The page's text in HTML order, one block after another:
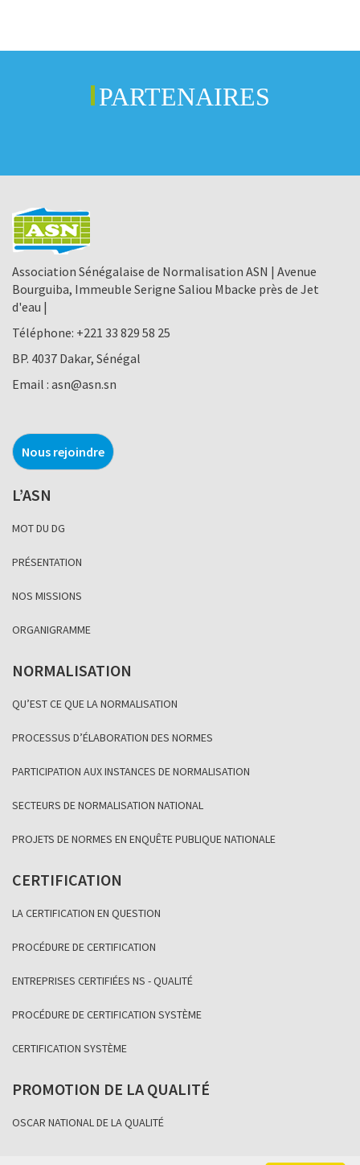
PARTENAIRES
Association Sénégalaise de Normalisation ASN | Avenue
Bourguiba, Immeuble Serigne Saliou Mbacke près de Jet
d'eau |
Téléphone: +221 33 829 58 25
BP. 4037 Dakar, Sénégal
Email : asn@asn.sn
Nous rejoindre
L’ASN
MOT DU DG
PRÉSENTATION
NOS MISSIONS
ORGANIGRAMME
NORMALISATION
QU’EST CE QUE LA NORMALISATION
PROCESSUS D’ÉLABORATION DES NORMES
PARTICIPATION AUX INSTANCES DE NORMALISATION
SECTEURS DE NORMALISATION NATIONAL
PROJETS DE NORMES EN ENQUÊTE PUBLIQUE NATIONALE
CERTIFICATION
LA CERTIFICATION EN QUESTION
PROCÉDURE DE CERTIFICATION
ENTREPRISES CERTIFIÉES NS - QUALITÉ
PROCÉDURE DE CERTIFICATION SYSTÈME
CERTIFICATION SYSTÈME
PROMOTION DE LA QUALITÉ
OSCAR NATIONAL DE LA QUALITÉ